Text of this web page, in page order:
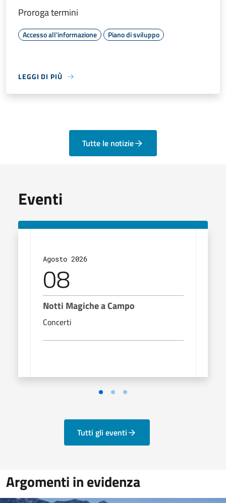
Proroga termini
Accesso all'informazione Piano di sviluppo
LEGGI DI PIÙ
Tutte le notizie
Eventi
Agosto 2026
08
Notti Magiche a Campo
Concerti
Vai alla slide 1
Vai alla slide 2
Vai alla slide 3
Tutti gli eventi
Argomenti in evidenza